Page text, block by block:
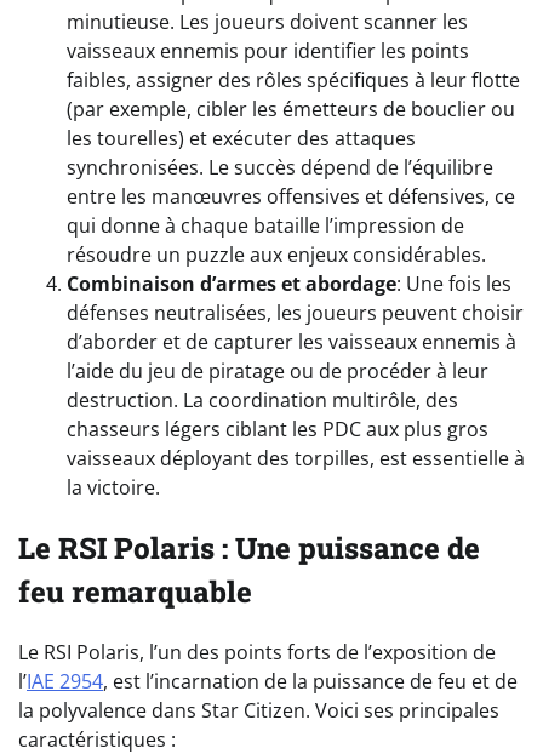
minutieuse. Les joueurs doivent scanner les
vaisseaux ennemis pour identifier les points
faibles, assigner des rôles spécifiques à leur flotte
(par exemple, cibler les émetteurs de bouclier ou
les tourelles) et exécuter des attaques
synchronisées. Le succès dépend de l’équilibre
entre les manœuvres offensives et défensives, ce
qui donne à chaque bataille l’impression de
résoudre un puzzle aux enjeux considérables.
Combinaison d’armes et abordage: Une fois les
défenses neutralisées, les joueurs peuvent choisir
d’aborder et de capturer les vaisseaux ennemis à
l’aide du jeu de piratage ou de procéder à leur
destruction. La coordination multirôle, des
chasseurs légers ciblant les PDC aux plus gros
vaisseaux déployant des torpilles, est essentielle à
la victoire.
Le RSI Polaris :Une puissance de
feu remarquable
Le RSI Polaris, l’un des points forts de l’exposition de
l’IAE 2954, est l’incarnation de la puissance de feu et de
la polyvalence dans Star Citizen. Voici ses principales
caractéristiques :